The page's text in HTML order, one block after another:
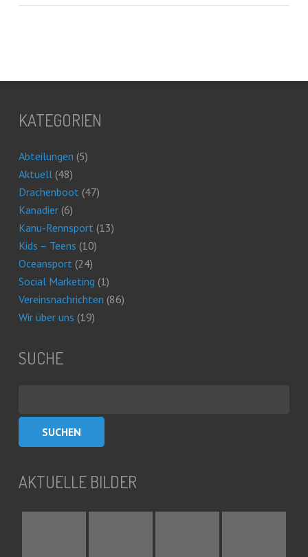
KATEGORIEN
Abteilungen (5)
Aktuell(48)
Drachenboot(47)
Kanadier(6)
Kanu-Rennsport(13)
Kids – Teens (10)
Oceansport(24)
Social Marketing (1)
Vereinsnachrichten (86)
Wir über uns (19)
SUCHE
AKTUELLE BILDER